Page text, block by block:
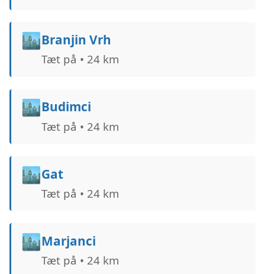
🏙️Branjin Vrh
Tæt på • 24 km
🏙️Budimci
Tæt på • 24 km
🏙️Gat
Tæt på • 24 km
🏙️Marjanci
Tæt på • 24 km